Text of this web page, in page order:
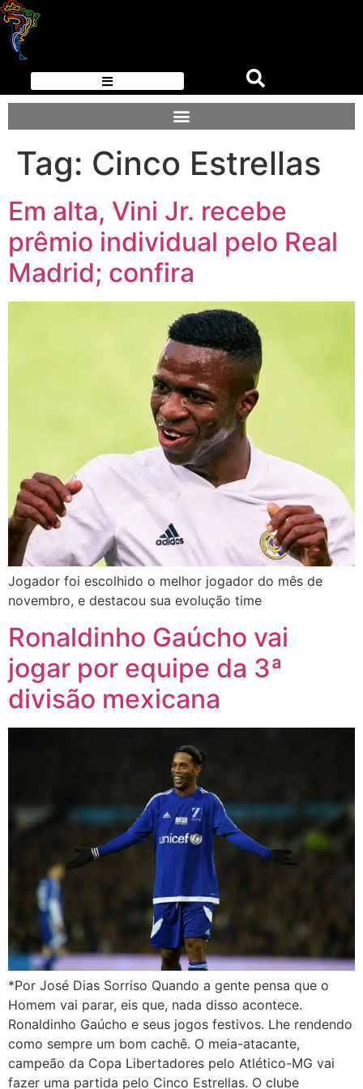
Tag: Cinco Estrellas
Em alta, Vini Jr. recebe
prêmio individual pelo Real
Madrid; confira
Jogador foi escolhido o melhor jogador do mês de
novembro, e destacou sua evolução time
Ronaldinho Gaúcho vai
jogar por equipe da 3ª
divisão mexicana
*Por José Dias Sorriso Quando a gente pensa que o
Homem vai parar, eis que, nada disso acontece.
Ronaldinho Gaúcho e seus jogos festivos. Lhe rendendo
como sempre um bom cachê. O meia-atacante,
campeão da Copa Libertadores pelo Atlético-MG vai
fazer uma partida pelo Cinco Estrellas. O clube